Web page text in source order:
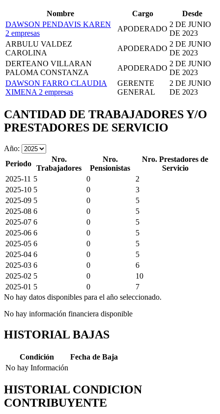
Nombre Cargo
Desde
DAWSON PENDAVIS KAREN
2 empresas
APODERADO
2 DE JUNIO
DE 2023
ARBULU VALDEZ
CAROLINA
APODERADO
2 DE JUNIO
DE 2023
DERTEANO VILLARAN
PALOMA CONSTANZA
APODERADO
2 DE JUNIO
DE 2023
DAWSON FARRO CLAUDIA
XIMENA 2 empresas
GERENTE
GENERAL
2 DE JUNIO
DE 2023
CANTIDAD DE TRABAJADORES Y/O
PRESTADORES DE SERVICIO
Año:
Periodo
Nro.
Trabajadores
Nro.
Pensionistas
Nro. Prestadores de
Servicio
2025-11 5 0
2
2025-10 5 0
3
2025-09 5 0
5
2025-08 6 0
5
2025-07 6 0
5
2025-06 6 0
5
2025-05 6 0
5
2025-04 6 0
5
2025-03 6 0
6
2025-02 5 0
10
2025-01 5 0
7
No hay datos disponibles para el año seleccionado.
No hay información financiera disponible
HISTORIAL BAJAS
Condición
Fecha de Baja
No hay Información
HISTORIAL CONDICION
CONTRIBUYENTE